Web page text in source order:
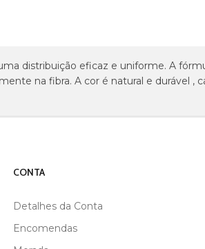
distribuição eficaz e uniforme. A
na fibra. A cor é natural e durável ,
CONTA
Detalhes da Conta
Encomendas